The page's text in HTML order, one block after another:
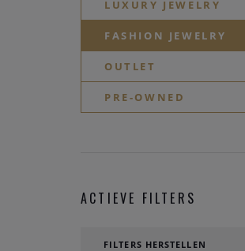
LUXURY JEWELRY
FASHION JEWELRY
OUTLET
PRE-OWNED
ACTIEVE FILTERS
FILTERS HERSTELLEN